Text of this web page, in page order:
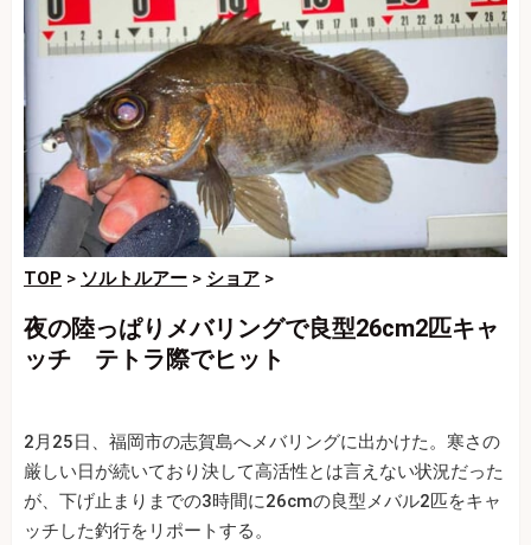
TOP > ソルトルアー > ショア >
夜の陸っぱりメバリングで良型26cm2匹キャ
ッチ テトラ際でヒット
2月25日、福岡市の志賀島へメバリングに出かけた。寒さの
厳しい日が続いており決して高活性とは言えない状況だった
が、下げ止まりまでの3時間に26cmの良型メバル2匹をキャ
ッチした釣行をリポートする。